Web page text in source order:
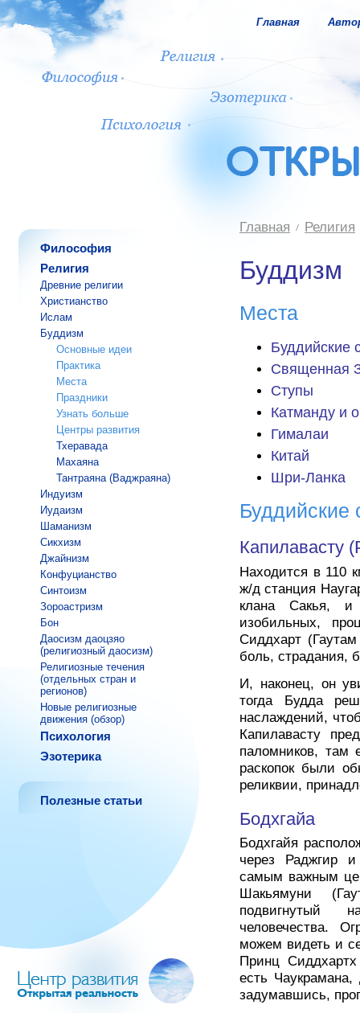
Главная
Философия
Религия
Древние религии
Христианство
Ислам
Буддизм
Основные идеи
Практика
Места
Праздники
Узнать больше
Центры развития
Тхеравада
Махаяна
Тантраяна (Ваджраяна)
Индуизм
Иудаизм
Шаманизм
Сикхизм
Джайнизм
Конфуцианство
Синтоизм
Зороастризм
Бон
Даосизм даоцзяо
(религиозный даосизм)
Религиозные течения
(отдельных стран и
регионов)
Новые религиозные
движения (обзор)
Психология
Эзотерика
Полезные статьи
Главная Религия
Буддизм
Места
Буддийские
Священная
Ступы
Катманду и
Гималаи
Китай
Шри-Ланка
Буддийские
Капилавасту
Находится в 110
ж/д станция
клана Сакья,
изобильных,
Сиддхарт
боль, страдания,
И, наконец, он
тогда Будда
наслаждений,
Капилавасту
паломников, там
раскопок были
реликвии,
Бодхгайа
Бодхгайя
через Раджгир
самым важным
Шакьямуни
подвигнутый
человечества.
можем видеть и
Принц
есть Чаукрамана,
задумавшись,